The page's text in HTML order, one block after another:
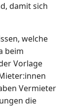
damit sich
welche
beim
Vorlage
Vermieter
die